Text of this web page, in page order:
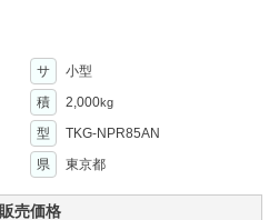
サ
小型
積 2,000kg
型
TKG-NPR85AN
県 東京都
販売価格